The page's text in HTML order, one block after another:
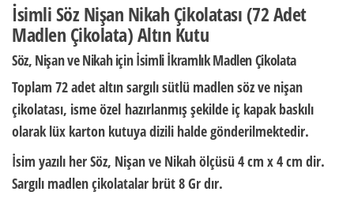
İsimli Söz Nişan Nikah Çikolatası (72 Adet
Madlen Çikolata) Altın Kutu
Söz, Nişan ve Nikah için İsimli İkramlık Madlen Çikolata
Toplam 72 adet altın sargılı sütlü madlen söz ve nişan
çikolatası, isme özel hazırlanmış şekilde iç kapak baskılı
olaraklüx karton kutuya dizili haldegönderilmektedir.
İsim yazılı her Söz, Nişan ve Nikah ölçüsü4 cm x 4 cm dir.
Sargılı madlen çikolatalar brüt8 Grdır.